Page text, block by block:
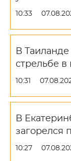
10:33
В
стрельбе в
10:31
В
загорелся
10:27